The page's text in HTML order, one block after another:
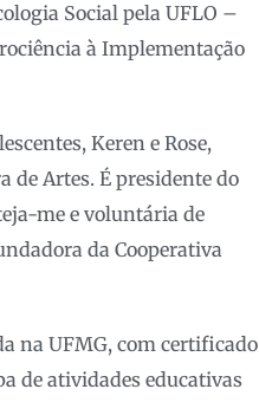
Social pela UFLO –
à Implementação
Keren e Rose,
de Artes. É presidente do
me e voluntária de
da Cooperativa
na UFMG, com certificado
de atividades educativas